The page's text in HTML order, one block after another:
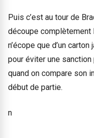
Puis c’est au tour de
découpe complètement
n’écope que d’un
pour éviter une
quand on compare son
début de partie.
n